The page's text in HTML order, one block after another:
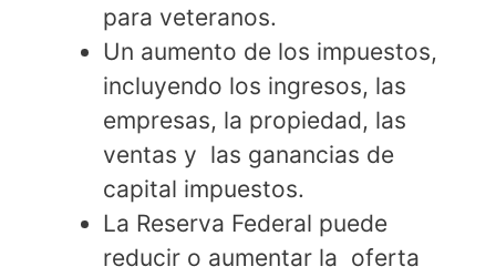
para veteranos.
Un aumento de los impuestos,
incluyendo los ingresos, las
empresas, la propiedad, las
ventas y las ganancias de
capital impuestos.
La Reserva Federal puede
reducir o aumentar la oferta